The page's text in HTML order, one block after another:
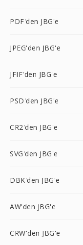
PDF'den JBG'e
JPEG'den JBG'e
JFIF'den JBG'e
PSD'den JBG'e
CR2'den JBG'e
SVG'den JBG'e
DBK'den JBG'e
AW'den JBG'e
CRW'den JBG'e